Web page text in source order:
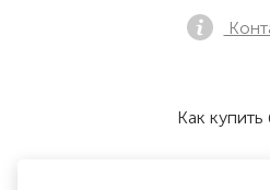
Как купить